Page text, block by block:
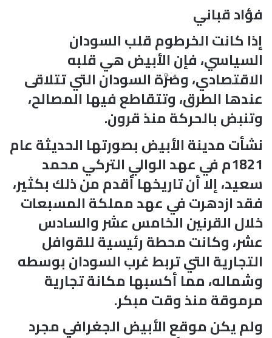
فؤاد قباني
إذا كانت الخرطوم قلب السودان
السياسي، فإن الأبيض هي قلبه
الاقتصادي، وصُرَّة السودان التي تتلاقى
عندها الطرق، وتتقاطع فيها المصالح،
وتنبض بالحركة منذ قرون.
نشأت مدينة الأبيض بصورتها الحديثة عام
1821م في عهد الوالي التركي محمد
سعيد، إلا أن تاريخها أقدم من ذلك بكثير،
فقد ازدهرت في عهد مملكة المسبعات
خلال القرنين الخامس عشر والسادس
عشر، وكانت محطة رئيسية للقوافل
التجارية التي تربط غرب السودان بوسطه
وشماله، مما أكسبها مكانة تجارية
مرموقة منذ وقت مبكر.
ولم يكن موقع الأبيض الجغرافي مجرد